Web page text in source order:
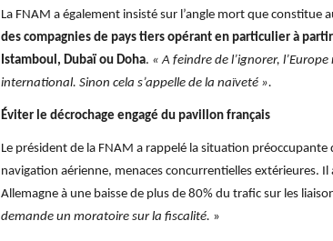
La FNAM a également insisté sur l’angle mort que
des compagnies de pays tiers opérant en particulier à
Istamboul, Dubaï ou Doha. « A feindre de l’ignorer,
international. Sinon cela s’appelle de la naïveté ».
Éviter le décrochage engagé du pavillon français
Le président de la FNAM a rappelé la situation
navigation aérienne, menaces concurrentielles extérieures.
Allemagne à une baisse de plus de 80% du trafic sur les
demande un moratoire sur la fiscalité. »